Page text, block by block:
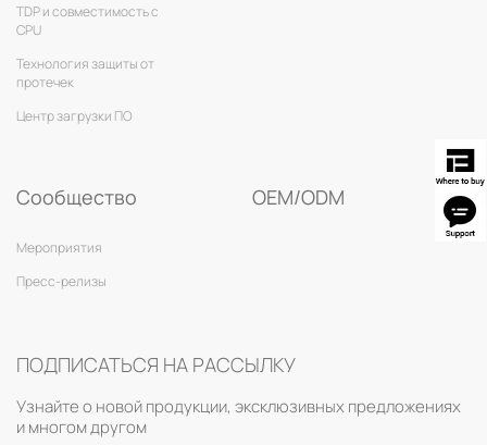
TDP и совместимость с
CPU
Технология защиты от
протечек
Центр загрузки ПО
Сообщество
Мероприятия
Пресс-релизы
OEM/ODM
ПОДПИСАТЬСЯ НА РАССЫЛКУ
Узнайте о новой продукции, эксклюзивных предложениях
и многом другом